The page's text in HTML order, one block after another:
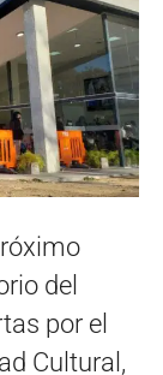
del
por el
Cultural,